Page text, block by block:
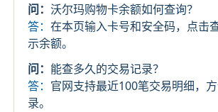
问：沃尔玛购物卡余额如何查询？
答：在本页输入卡号和安全码，点击
示余额。
问： 能查多久的交易记录？
答： 官网支持最近100笔交易明细，
录。